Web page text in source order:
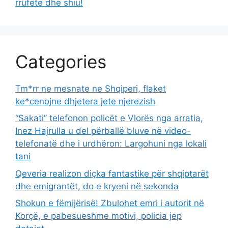
rrufetë dhe shiu!
Categories
Tm*rr ne mesnate ne Shqiperi, flaket
ke*cenojne dhjetera jete njerezish
“Sakati” telefonon policët e Vlorës nga arratia,
Inez Hajrulla u del përballë bluve në video-
telefonatë dhe i urdhëron: Largohuni nga lokali
tani
Qeveria realizon diçka fantastike për shqiptarët
dhe emigrantët, do e kryeni në sekonda
Shokun e fëmijërisë! Zbulohet emri i autorit në
Korçë, e pabesueshme motivi, policia jep